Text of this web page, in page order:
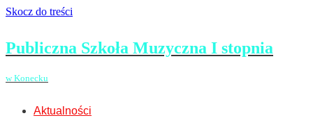
Skocz do treści
Publiczna Szkoła Muzyczna I stopnia
w Konecku
Aktualności